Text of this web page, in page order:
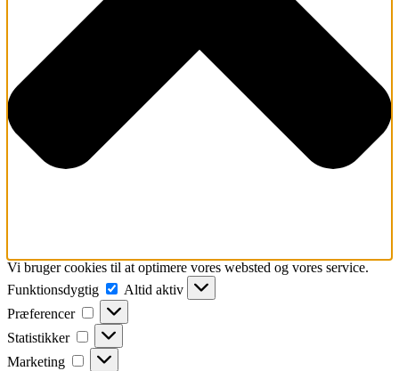
Vi bruger cookies til at optimere vores websted og vores service.
Funktionsdygtig
Funktionsdygtig
Altid aktiv
Præferencer
Præferencer
Statistikker Statistikker
Marketing Marketing